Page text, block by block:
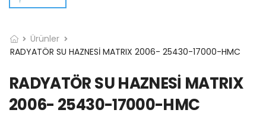
Ürünler
RADYATÖR SU HAZNESİ MATRIX 2006- 25430-17000-HMC
RADYATÖR SU HAZNESİ MATRIX
2006- 25430-17000-HMC